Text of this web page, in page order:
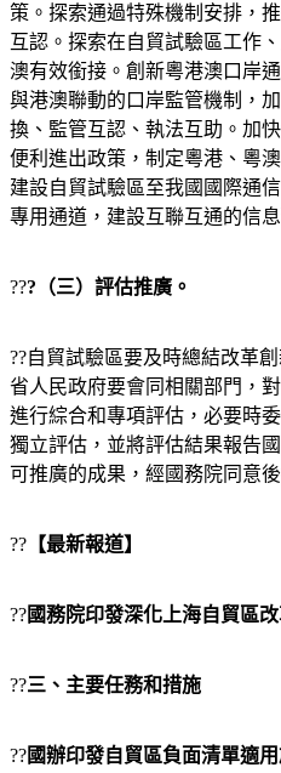
策。探索通過特殊機制安排，
互認。探索在自貿試驗區工作
澳有效銜接。創新粵港澳口岸
與港澳聯動的口岸監管機制，
換、監管互認、執法互助。加
便利進出政策，制定粵港、粵
建設自貿試驗區至我國國際通
專用通道，建設互聯互通的信息
???（三）評估推廣。
??自貿試驗區要及時總結改革
省人民政府要會同相關部門，
進行綜合和專項評估，必要時
獨立評估，並將評估結果報告
可推廣的成果，經國務院同意
?? 【最新報道】
??國務院印發深化上海自貿區
??三、主要任務和措施
??國辦印發自貿區負面清單適